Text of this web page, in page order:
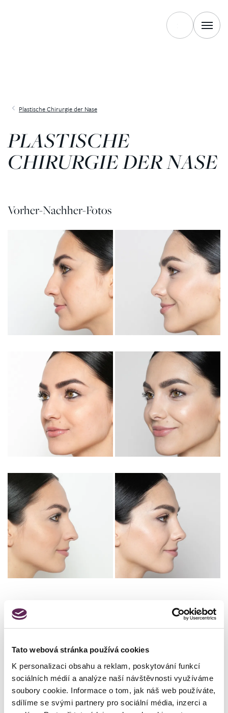
Tato webová stránka používá cookies
K personalizaci obsahu a reklam, poskytování funkcí
sociálních médií a analýze naší návštěvnosti využíváme
soubory cookie. Informace o tom, jak náš web používáte,
sdílíme se svými partnery pro sociální média, inzerci a
Plastische Chirurgie der Nase
PLASTISCHE
CHIRURGIE DER NASE
Vorher-Nachher-Fotos
Details des Eingriffs
Art des Eingriffs
Plastische Chirurgie der Nase
Operateur
MUDr. Peter Ondrejka
Klientin